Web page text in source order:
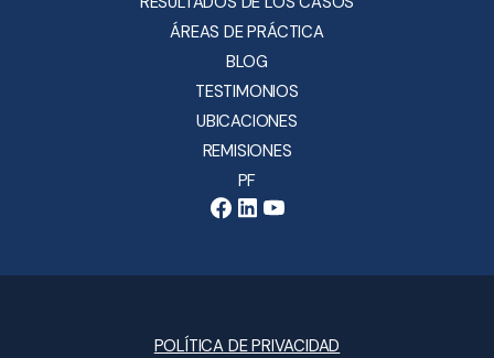
ÁREAS DE PRÁCTICA
BLOG
TESTIMONIOS
UBICACIONES
REMISIONES
PF
POLÍTICA DE PRIVACIDAD